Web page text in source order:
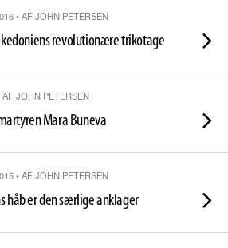
• AF JOHN PETERSEN
revolutionære trikotage
AF JOHN PETERSEN
Mara Buneva
• AF JOHN PETERSEN
håb er den særlige anklager